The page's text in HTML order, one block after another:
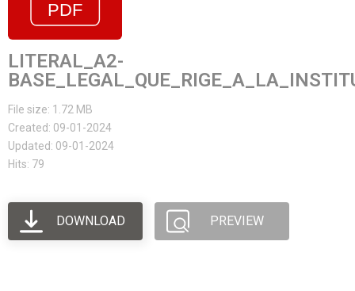
LITERAL_A2-
File size: 1.72 MB
Created: 09-01-2024
Updated: 09-01-2024
Hits: 79
DOWNLOAD PREVIEW